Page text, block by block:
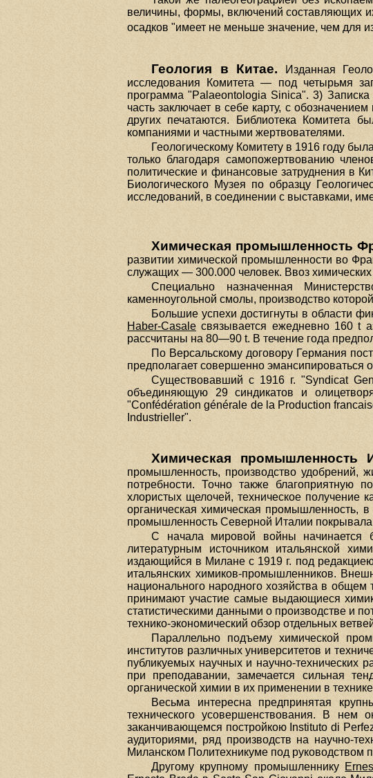
величины, формы, включений составляющих
осадков "имеет не меньше значение, чем для
Геология в Китае. Изданная
исследования Комитета — под четырьмя
программа "Palaeontologia Sinica". 3)
часть заключает в себе карту, с
других печатаются. Библиотека Комитета
компаниями и частными жертвователями.
Геологическому Комитету в 1916 году
только благодаря самопожертвованию
политические и финансовые затруднения в
Биологического Музея по образцу
исследований, в соединении с выставками,
Химическая промышленность
развитии химической промышленности во
служащих — 300.000 человек. Ввоз
Специально назначенная
каменноугольной смолы, производство
Большие успехи достигнуты в области
Haber-Casale связывается ежедневно 160 t
рассчитаны на 80—90 t. В течение года
По Версальскому договору Германия
предполагает совершенно эмансипироваться
Существовавший с 1916 г. "Syndicat
объединяющую 29 синдикатов и
"Confédération générale de la Production
Industrieller".
Химическая промышленность
промышленность, производство удобрений,
потребности. Точно также благоприятную
хлористых щелочей, техническое получение
органическая химическая промышленность,
промышленность Северной Италии
С начала мировой войны начинается
литературным источником итальянской
издающийся в Милане с 1919 г. под
итальянских химиков-промышленников.
национального народного хозяйства в
принимают участие самые выдающиеся
статистическими данными о производстве и
технико-экономический обзор отдельных
Параллельно подъему химической
институтов различных университетов и
публикуемых научных и научно-технических
при преподавании, замечается сильная
органической химии в их применении в
Весьма интересна предпринятая
технического усовершенствования. В нем
заканчивающемся постройкою Instituto di
аудиториями, ряд производств на научно-
Миланском Политехникуме под руководством
Другому крупному промышленнику